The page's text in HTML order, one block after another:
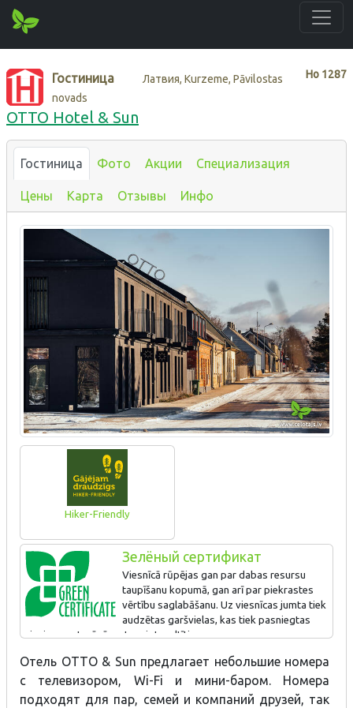
Нo 1287
Гостиница
Латвия, Kurzeme, Pāvilostas
novads
OTTO Hotel & Sun
Гостиница Фото Акции Специализация
Цены Карта Отзывы Инфо
Hiker-Friendly
Зелёный сертификат
Viesnīcā rūpējas gan par dabas resursu
taupīšanu kopumā, gan arī par piekrastes
vērtību saglabāšanu. Uz viesnīcas jumta tiek
audzētas garšvielas, kas tiek pasniegtas
viesiem restorānā, gatavojot maltīti.
Отель OTTO & Sun предлагает небольшие номера
с телевизором, Wi-Fi и мини-баром. Номера
подходят для пар, семей и компаний друзей, так